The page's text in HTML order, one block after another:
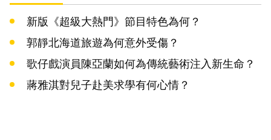
新版《超級大熱門》節目特色為何？
郭靜北海道旅遊為何意外受傷？
歌仔戲演員陳亞蘭如何為傳統藝術注入新生命？
蔣雅淇對兒子赴美求學有何心情？